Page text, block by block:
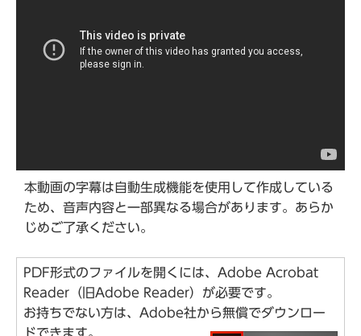
本動画の字幕は自動生成機能を使用して作成している
ため、音声内容と一部異なる場合があります。あらか
じめご了承ください。
PDF形式のファイルを開くには、Adobe Acrobat
Reader（旧Adobe Reader）が必要です。
お持ちでない方は、Adobe社から無償でダウンロー
ドできます。